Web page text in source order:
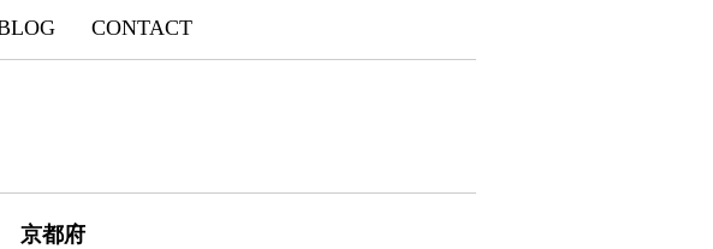
CONTACT
京都府